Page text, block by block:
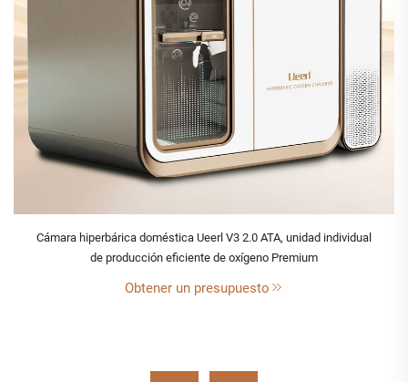
Cámara hiperbárica doméstica Ueerl V3 2.0 ATA, unidad individual
de producción eficiente de oxígeno Premium
Obtener un presupuesto